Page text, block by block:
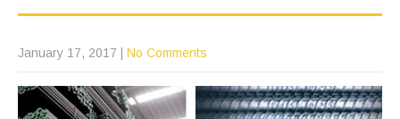
January 17, 2017 No Comments